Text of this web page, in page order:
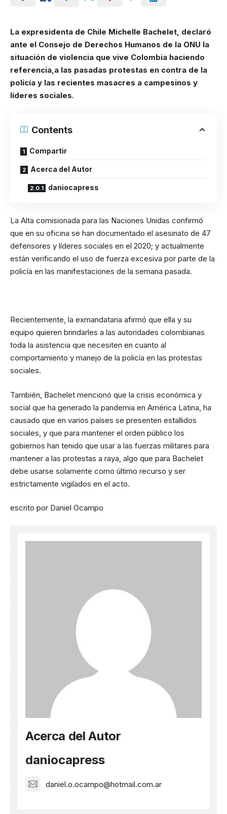
La expresidenta de Chile Michelle Bachelet, declaró
ante el Consejo de Derechos Humanos de la ONU la
situación de violencia que vive Colombia haciendo
referencia,a las pasadas protestas en contra de la
policía y las recientes masacres a campesinos y
líderes sociales.
Contents
Compartir
Acerca del Autor
daniocapress
La Alta comisionada para las Naciones Unidas confirmó
que en su oficina se han documentado el asesinato de 47
defensores y líderes sociales en el 2020; y actualmente
están verificando el uso de fuerza excesiva por parte de la
policía en las manifestaciones de la semana pasada.
Recientemente, la exmandataria afirmó que ella y su
equipo quieren brindarles a las autoridades colombianas
toda la asistencia que necesiten en cuanto al
comportamiento y manejo de la policía en las protestas
sociales.
También, Bachelet mencionó que la crisis económica y
social que ha generado la pandemia en América Latina, ha
causado que en varios países se presenten estallidos
sociales, y que para mantener el orden público los
gobiernos han tenido que usar a las fuerzas militares para
mantener a las protestas a raya, algo que para Bachelet
debe usarse solamente como último recurso y ser
estrictamente vigilados en el acto.
escrito por Daniel Ocampo
Acerca del Autor
daniocapress
daniel.o.ocampo@hotmail.com.ar